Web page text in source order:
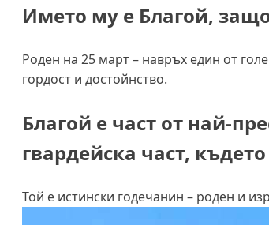
Името му е Благой,
Роден на 25 март – навръх един от
гордост и достойнство.
Благой е част от най-
гвардейска част,
Той е истински годечанин – роден и